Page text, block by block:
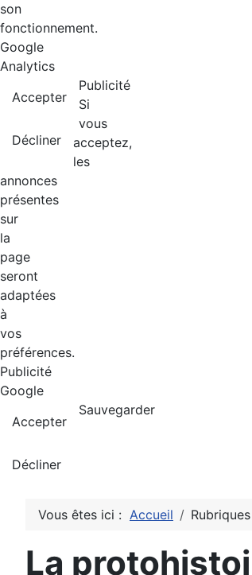
Vous êtes ici : Accueil Rubriques
La
son
fonctionnement.
Google
Analytics
Accepter
Décliner
Publicité
Si
vous
acceptez,
les
annonces
présentes
sur
la
page
seront
adaptées
à
vos
préférences.
Publicité
Google
Accepter
Décliner
Sauvegarder